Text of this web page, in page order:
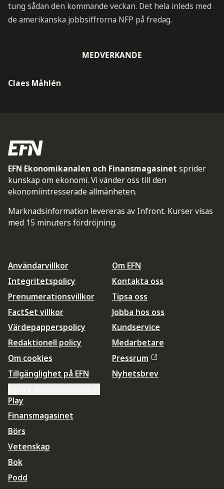
tung sådan den kommande veckan. Det hela inleds med
de amerikanska jobbsiffrorna NFP på fredag.
MEDVERKANDE
Claes Måhlén
EFN Ekonomikanalen och Finansmagasinet sprider
kunskap om ekonomi. Vi vänder oss till den
ekonomiintresserade allmänheten.
Marknadsinformation levereras av Infront. Kurser visas
med 15 minuters fördröjning.
Användarvillkor
Integritetspolicy
Prenumerationsvillkor
FactSet villkor
Värdepapperspolicy
Redaktionell policy
Om cookies
Tillgänglighet på EFN
Om EFN
Kontakta oss
Tipsa oss
Jobba hos oss
Kundservice
Medarbetare
Pressrum
Nyhetsbrev
Play
Finansmagasinet
Börs
Vetenskap
Bok
Podd